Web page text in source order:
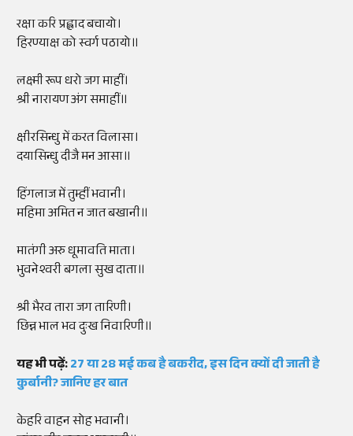
रक्षा करि प्रह्लाद बचायो।
हिरण्याक्ष को स्वर्ग पठायो॥
लक्ष्मी रूप धरो जग माहीं।
श्री नारायण अंग समाहीं॥
क्षीरसिन्धु में करत विलासा।
दयासिन्धु दीजै मन आसा॥
हिंगलाज में तुम्हीं भवानी।
महिमा अमित न जात बखानी॥
मातंगी अरु धूमावति माता।
भुवनेश्वरी बगला सुख दाता॥
श्री भैरव तारा जग तारिणी।
छिन्न भाल भव दुःख निवारिणी॥
यह भी पढ़ें:27 या 28 मई कब है बकरीद, इस दिन क्यों दी जाती है
कुर्बानी? जानिए हर बात
केहरि वाहन सोह भवानी।